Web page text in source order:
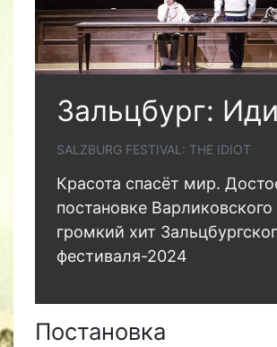
Зальцбург:
SALZBURG FESTIVAL: THE IDIOT
Красота спасёт мир.
постановке
громкий хит
фестиваля-2024
Постановка